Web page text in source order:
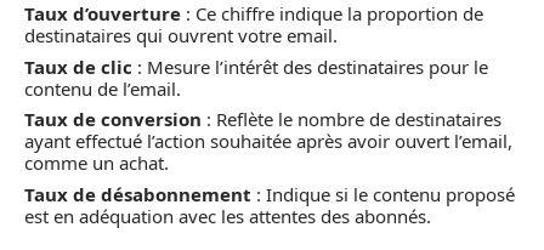
Taux d’ouverture : Ce chiffre indique la proportion de
destinataires qui ouvrent votre email.
Taux de clic : Mesure l’intérêt des destinataires pour le
contenu de l’email.
Taux de conversion : Reflète le nombre de destinataires
ayant effectué l’action souhaitée après avoir ouvert l’email,
comme un achat.
Taux de désabonnement : Indique si le contenu proposé
est en adéquation avec les attentes des abonnés.